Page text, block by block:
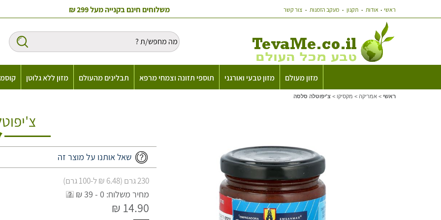
ראשי אודות תקנון מעקב הזמנות צור קשר משלוחים חינם בקנייה מעל 299 ₪
מזון מעולם מזון טבעי ואורגני תוספי תזונה וצמחי מרפא תבלינים מהעולם מזון ללא גלוטן
ראשי > אמריקה > מקסיקו > צ'יפוטלה סלסה
שאל אותנו על מוצר זה
230 גרם (6.48 ₪ ל-100 גרם)
מחיר משלוח: 0 - 39 ₪
14.90 ₪